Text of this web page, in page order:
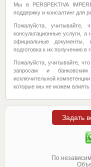
Мы в PERSPEKTIVA
поддержку и консалтинг для
Пожалуйста,
консультационные услуги,
официальные
подготовка к их получению в
Пожалуйста, учитывайте,
запросам и
исключительной
которые мы не можем влиять
Задать
По